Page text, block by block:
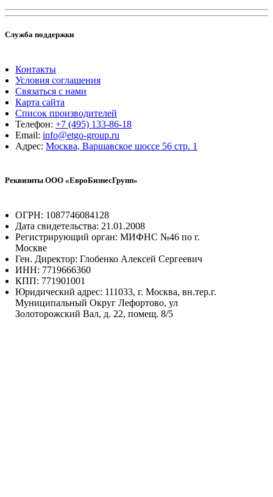
Служба поддержки
Контакты
Условия соглашения
Связаться с нами
Карта сайта
Список производителей
Телефон: +7 (495) 133-86-18
Email: info@etgo-group.ru
Адрес: Москва, Варшавское шоссе 56 стр. 1
Реквизиты ООО «ЕвроБизнесГрупп»
ОГРН: 1087746084128
Дата свидетельства: 21.01.2008
Регистрирующий орган: МИФНС №46 по г.
Москве
Ген. Директор: Глобенко Алексей Сергеевич
ИНН: 7719666360
КПП: 771901001
Юридический адрес: 111033, г. Москва, вн.тер.г.
Муниципальный Округ Лефортово, ул
Золоторожский Вал, д. 22, помещ. 8/5